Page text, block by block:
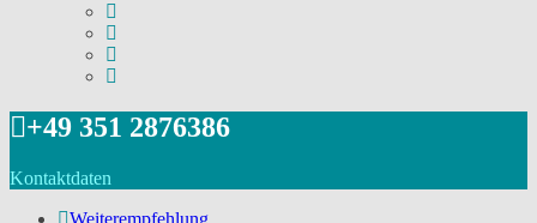
+49 351 2876386
Kontaktdaten
Weiterempfehlung